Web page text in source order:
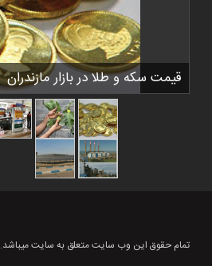
قیمت سکه و طلا در بازار مازندران
تمام حقوق این وب سایت متعلق به سایت میباشد.